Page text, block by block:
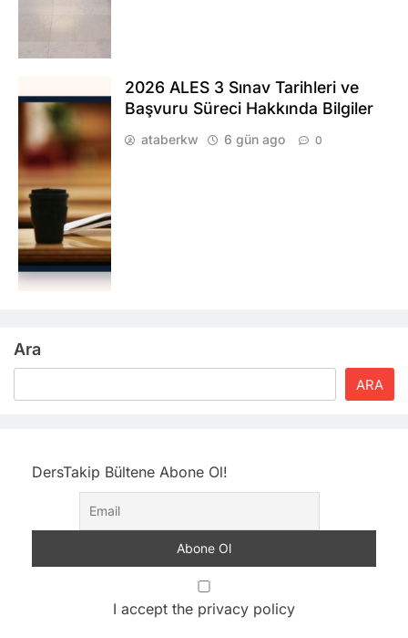
2026 ALES 3 Sınav Tarihleri ve
Başvuru Süreci Hakkında Bilgiler
ataberkw 6 gün ago 0
Ara
ARA
DersTakip Bültene Abone Ol!
I accept the privacy policy